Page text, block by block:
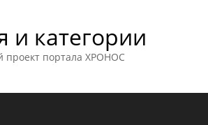
и категории
проект портала ХРОНОС